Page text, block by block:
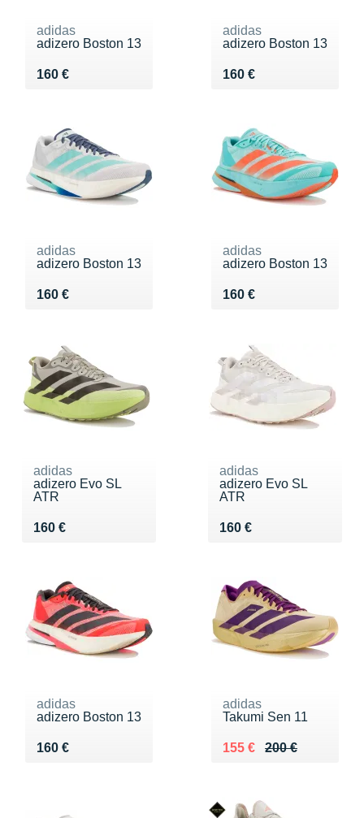
adidas
adizero Boston 13
160 €
Vendu 160 €
adidas
adizero Boston 13
160 €
Vendu 160 €
adidas
adizero Boston 13
160 €
Vendu 160 €
adidas
adizero Boston 13
160 €
Vendu 160 €
adidas
adizero Evo SL
ATR
160 €
Vendu 160 €
adidas
adizero Evo SL
ATR
160 €
Vendu 160 €
adidas
adizero Boston 13
160 €
Vendu 160 €
adidas
Takumi Sen 11
200 €
Au lieu de 200 €
155 €
Vendu 155 €